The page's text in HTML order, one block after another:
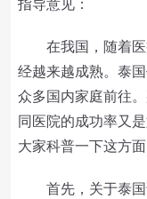
在我国，随着医
经越来越成熟。泰
众多国内家庭前往
同医院的成功率又
大家科普一下这方面
首先，关于泰国